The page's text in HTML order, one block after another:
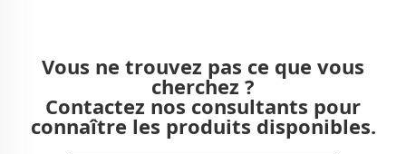
Vous ne trouvez pas ce que vous
cherchez ?
Contactez nos consultants pour
connaître les produits disponibles.